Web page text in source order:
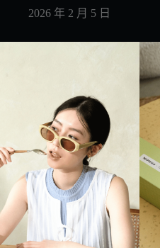
2026 年 2 月 5 日